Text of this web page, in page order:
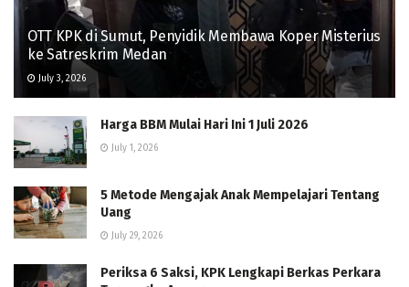
OTT KPK di Sumut, Penyidik Membawa Koper Misterius
ke Satreskrim Medan
July 3, 2026
Harga BBM Mulai Hari Ini 1 Juli 2026
July 1, 2026
5 Metode Mengajak Anak Mempelajari Tentang
Uang
July 29, 2026
Periksa 6 Saksi, KPK Lengkapi Berkas Perkara